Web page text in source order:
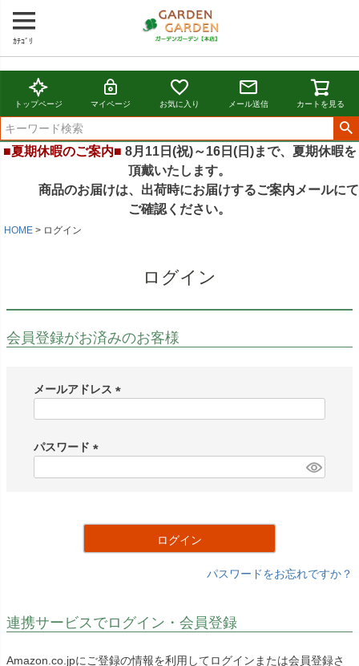
ｶﾃｺﾞﾘ
トップページ マイページ お気に入り メール送信 カートを見る
■夏期休暇のご案内■ 8月11日(祝)～16日(日)まで、夏期休暇を
頂戴いたします。
商品のお届けは、出荷時にお届けするご案内メールにて
ご確認ください。
HOME ログイン
ログイン
会員登録がお済みのお客様
メールアドレス
)
パスワード
ログイン
パスワードをお忘れですか？
連携サービスでログイン・会員登録
Amazon.co.jpにご登録の情報を利用してログインまたは会員登録さ